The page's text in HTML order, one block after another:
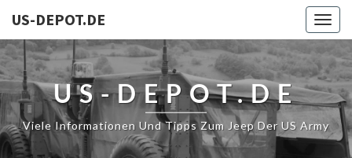
US-DEPOT.DE
US-DEPOT.DE
Viele Informationen Und Tipps Zum Jeep Der US Army